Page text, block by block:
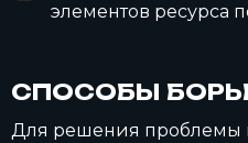
элементов ресурса
СПОСОБЫ
Для решения проблемы